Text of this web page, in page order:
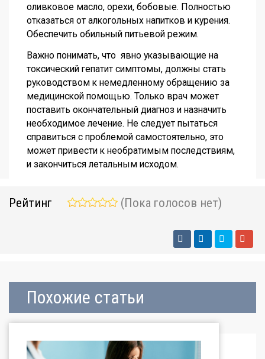
оливковое масло, орехи, бобовые. Полностью
отказаться от алкогольных напитков и курения.
Обеспечить обильный питьевой режим.
Важно понимать, что явно указывающие на
токсический гепатит симптомы, должны стать
руководством к немедленному обращению за
медицинской помощью. Только врач может
поставить окончательный диагноз и назначить
необходимое лечение. Не следует пытаться
справиться с проблемой самостоятельно, это
может привести к необратимым последствиям,
и закончиться летальным исходом.
Рейтинг (Пока голосов нет)
Похожие статьи